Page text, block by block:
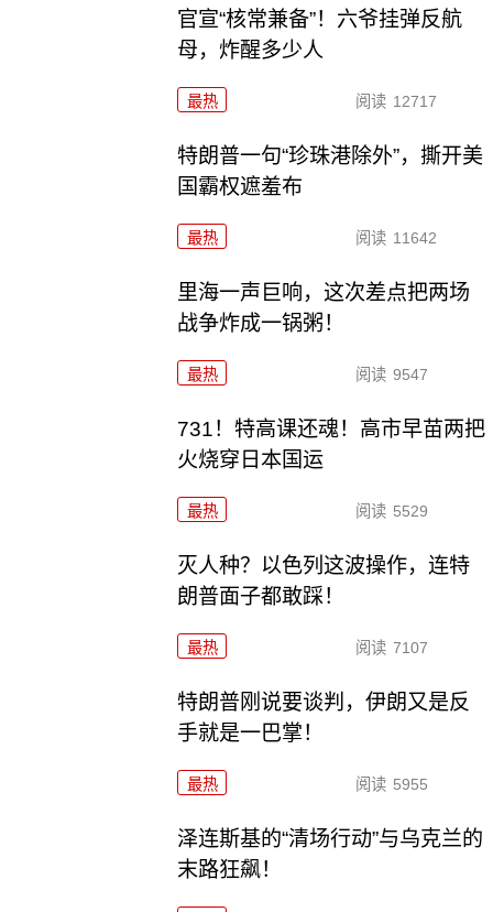
官宣“核常兼备”！六爷挂弹反航
母，炸醒多少人
最热 阅读 12717
特朗普一句“珍珠港除外”，撕开美
国霸权遮羞布
最热 阅读 11642
里海一声巨响，这次差点把两场
战争炸成一锅粥！
最热 阅读 9547
731！特高课还魂！高市早苗两把
火烧穿日本国运
最热 阅读 5529
灭人种？以色列这波操作，连特
朗普面子都敢踩！
最热 阅读 7107
特朗普刚说要谈判，伊朗又是反
手就是一巴掌！
最热 阅读 5955
泽连斯基的“清场行动”与乌克兰的
末路狂飙！